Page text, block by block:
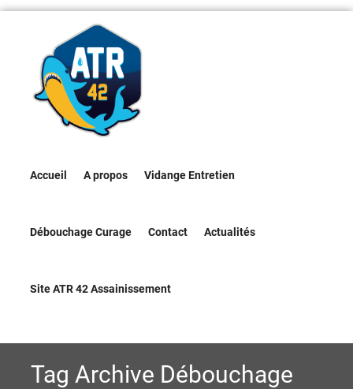
Accueil A propos Vidange Entretien
Débouchage Curage Contact Actualités
Site ATR 42 Assainissement
Tag Archive Débouchage